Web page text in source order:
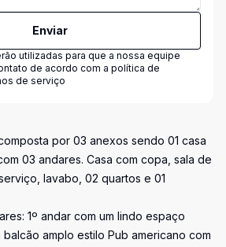
Enviar
utilizadas para que a nossa equipe
de acordo com a política de
de serviço
por 03 anexos sendo 01 casa
03 andares. Casa com copa, sala de
lavabo, 02 quartos e 01
1º andar com um lindo espaço
amplo estilo Pub americano com